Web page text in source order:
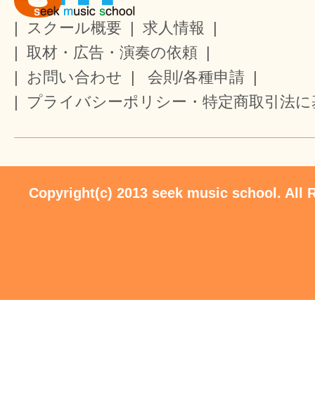
| スクール概要 | 求人情報
|
| 取材・広告・演奏の依頼 |
| お問い合わせ | 会則/各種申請 |
|
プライバシーポリシー・特定商取引法
Copyright(c) 2013 seek music school. All